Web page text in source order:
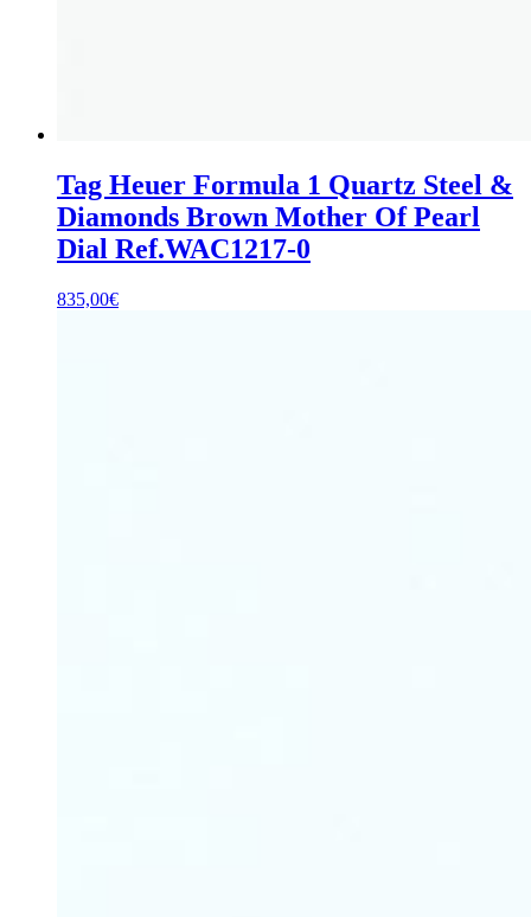
Tag Heuer Formula 1 Quartz Steel &
Diamonds Brown Mother Of Pearl
Dial Ref.WAC1217-0
835,00€